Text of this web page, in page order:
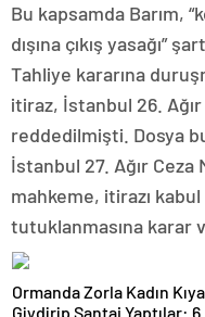
Bu kapsamda Barım,
dışına çıkış yasağı”
Tahliye kararına
itiraz, İstanbul 26.
reddedilmişti. Dosya
İstanbul 27. Ağır Ceza
mahkeme, itirazı kabul
tutuklanmasına karar
Ormanda Zorla Kadın
Giydirip Şantaj Yaptılar: 6